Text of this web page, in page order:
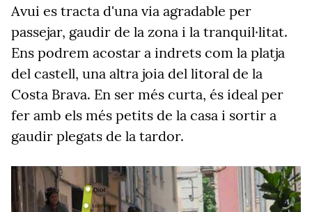
Avui es tracta d'una via agradable per
passejar, gaudir de la zona i la tranquil·litat.
Ens podrem acostar a indrets com la platja
del castell, una altra joia del litoral de la
Costa Brava. En ser més curta, és ideal per
fer amb els més petits de la casa i sortir a
gaudir plegats de la tardor.